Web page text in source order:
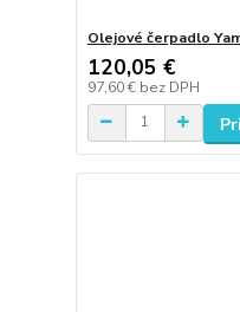
Olejové čerpadlo
120,05 €
97,60 € bez DPH